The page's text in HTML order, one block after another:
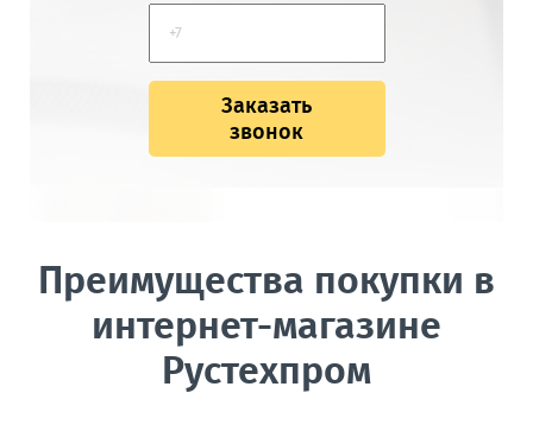
Заказать
звонок
Преимущества покупки в
интернет-магазине
Рустехпром